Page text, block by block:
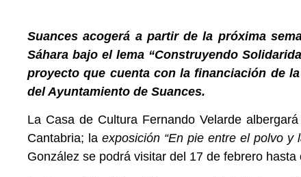
Suances acogerá a partir de la próxima
Sáhara bajo el lema “Construyendo
proyecto que cuenta con la financiación de
del Ayuntamiento de Suances.
La Casa de Cultura Fernando Velarde
Cantabria; la exposición “En pie entre el polvo y
González se podrá visitar del 17 de febrero